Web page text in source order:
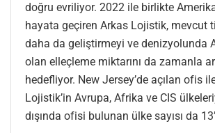
doğru evriliyor. 2022 ile birlikte Amerika
hayata geçiren Arkas Lojistik, mevcut
daha da geliştirmeyi ve denizyolunda
olan elleçleme miktarını da zamanla
hedefliyor. New Jersey’de açılan ofis
Lojistik’in Avrupa, Afrika ve CIS
dışında ofisi bulunan ülke sayısı da